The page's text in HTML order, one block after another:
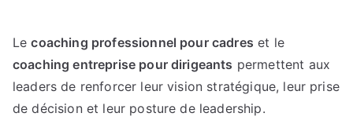
Lecoaching professionnel pour cadres et le
coaching entreprise pour dirigeants permettent aux
leaders de renforcer leur vision stratégique, leur prise
de décision et leur posture de leadership.